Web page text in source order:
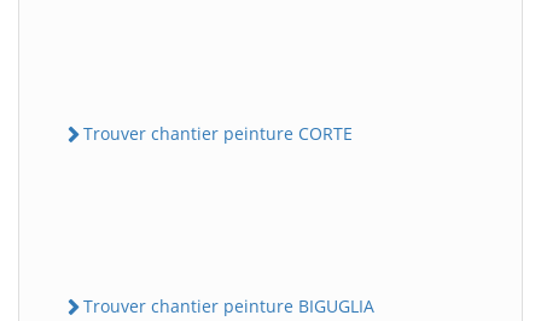
Trouver chantier peinture CORTE
Trouver chantier peinture BIGUGLIA